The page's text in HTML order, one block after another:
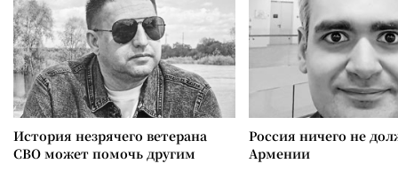
История незрячего ветерана
СВО может помочь другим
Россия ничего не
Армении